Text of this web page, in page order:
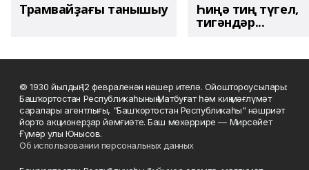
Трамвайҙағы танышыу Һиңә тиң түгел,
тигәндәр...
© 1930 йылдың 12 февраленән нәшер ителә. Ойоштороусылары:
Башҡортостан Республикаһының Матбуғат һәм киң мәғлүмәт
саралары агентлығы, "Башҡортостан Республикаһы" нәшриәт
йорто акционерҙар йәмғиәте. Баш мөхәррире — Мирсәйет
Ғүмәр улы Юнысов.
Об использовании персональных данных